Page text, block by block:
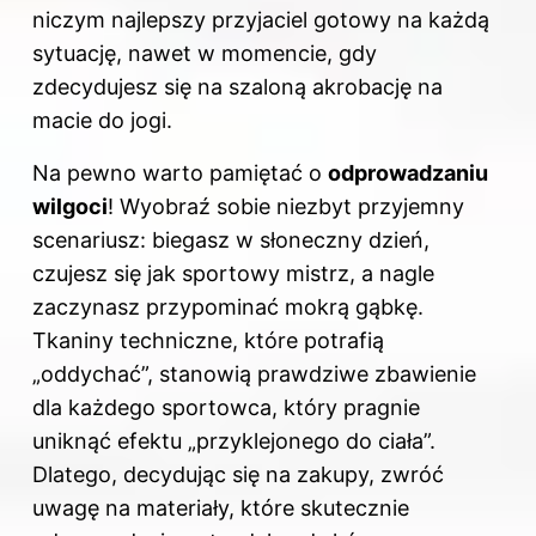
niczym najlepszy przyjaciel gotowy na każdą
sytuację, nawet w momencie, gdy
zdecydujesz się na szaloną akrobację na
macie do jogi.
Na pewno warto pamiętać o odprowadzaniu
wilgoci! Wyobraź sobie niezbyt przyjemny
scenariusz: biegasz w słoneczny dzień,
czujesz się jak sportowy mistrz, a nagle
zaczynasz przypominać mokrą gąbkę.
Tkaniny techniczne, które potrafią
„oddychać”, stanowią prawdziwe zbawienie
dla każdego sportowca, który pragnie
uniknąć efektu „przyklejonego do ciała”.
Dlatego, decydując się na zakupy, zwróć
uwagę na materiały, które skutecznie